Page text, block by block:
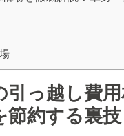
っ越し費
節約する裏技